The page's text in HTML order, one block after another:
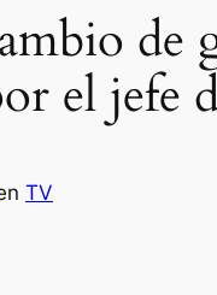
de
el jefe
TV